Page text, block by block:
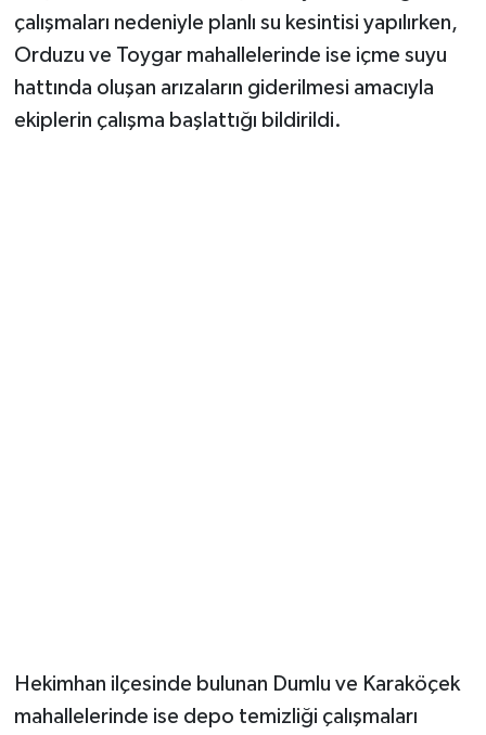
çalışmaları nedeniyle planlı su kesintisi yapılırken,
Orduzu ve Toygar mahallelerinde ise içme suyu
hattında oluşan arızaların giderilmesi amacıyla
ekiplerin çalışma başlattığı bildirildi.
Hekimhan ilçesinde bulunan Dumlu ve Karaköçek
mahallelerinde ise depo temizliği çalışmaları